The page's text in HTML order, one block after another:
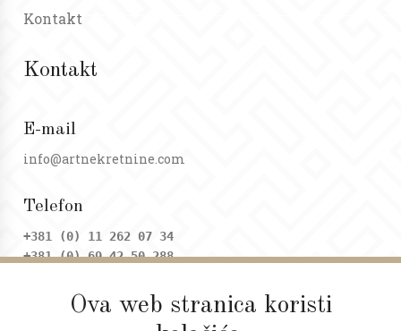
Ova web stranica koristi
Kontakt
Kontakt
E-mail
info@artnekretnine.com
Telefon
+381 (0) 11 262 07 34
+381 (0) 69 42 50 288
Adresa